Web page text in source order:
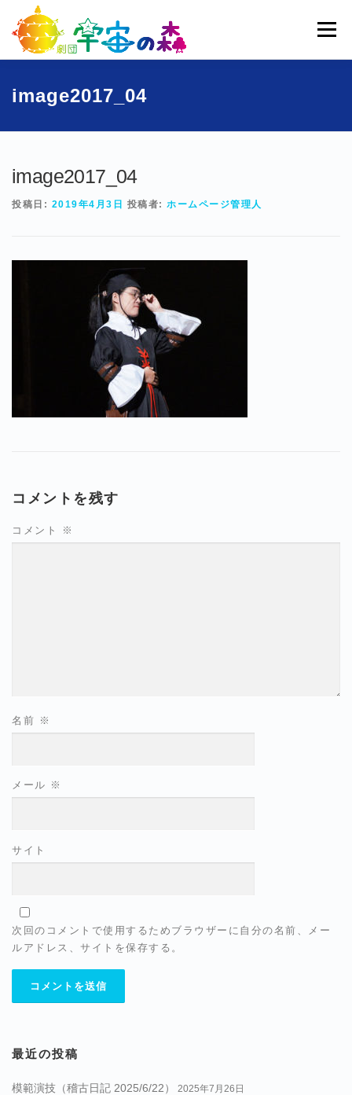
ッ
メニュー
宇宙の森とは
image2017_04
image2017_04
投稿日: 2019年4月3日 投稿者: ホームページ管理人
コメントを残す
コメント ※
名前 ※
メール ※
サイト
次回のコメントで使用するためブラウザーに自分の名前、メー
ルアドレス、サイトを保存する。
最近の投稿
模範演技（稽古日記 2025/6/22） 2025年7月26日